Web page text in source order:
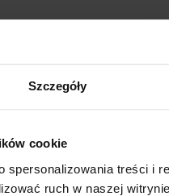
Szczegóły
cookie
spersonalizowania treści i
ruch w naszej
futra
niezależność